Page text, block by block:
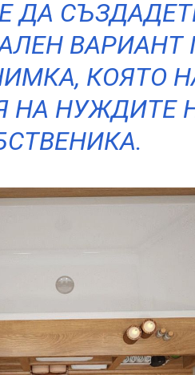
ДА
ВАРИАНТ
КОЯТО
НА НУЖДИТЕ